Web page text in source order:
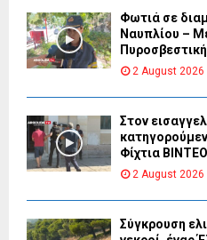
Φωτιά σε
Ναυπλίου –
2 August 2026
Στον
Φίχτια ΒΙΝΤΕΟ
2 August 2026
Σύγκρουση